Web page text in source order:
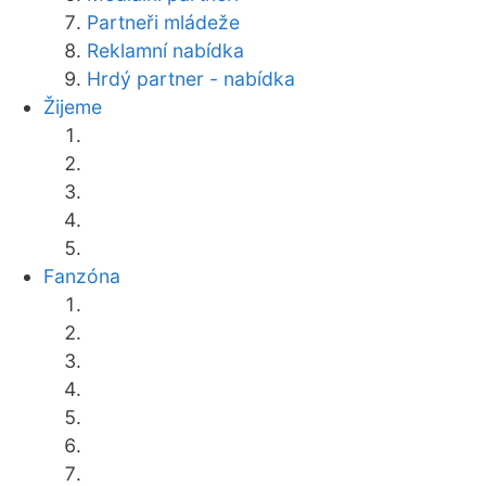
Partneři mládeže
Reklamní nabídka
Hrdý partner - nabídka
Žijeme
Fanzóna